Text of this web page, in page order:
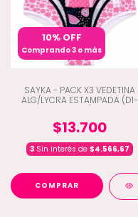
10% OFF
Comprando 3 o más
SAYKA - PACK X3 VEDETINA
ALG/LYCRA ESTAMPADA (D1-
$13.700
3 Sin interés de $4.566,67
COMPRAR